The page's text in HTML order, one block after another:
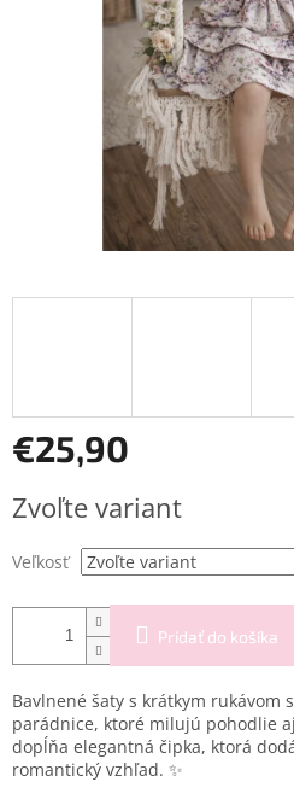
€25,90
cena:
Zvoľte variant
Veľkosť
Pridať do košíka
Bavlnené šaty s krátkym rukávom
parádnice, ktoré milujú pohodlie
dopĺňa elegantná čipka, ktorá
romantický vzhľad. ✨